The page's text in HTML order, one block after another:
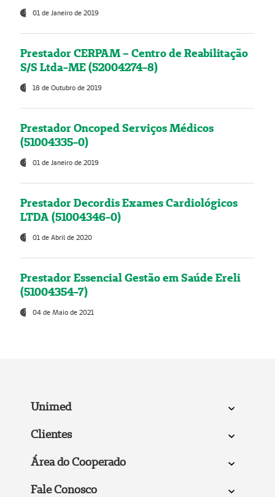
01 de Janeiro de 2019
Prestador CERPAM – Centro de Reabilitação
S/S Ltda-ME (52004274-8)
18 de Outubro de 2019
Prestador Oncoped Serviços Médicos
(51004335-0)
01 de Janeiro de 2019
Prestador Decordis Exames Cardiológicos
LTDA (51004346-0)
01 de Abril de 2020
Prestador Essencial Gestão em Saúde Ereli
(51004354-7)
04 de Maio de 2021
Unimed
Clientes
Área do Cooperado
Fale Conosco